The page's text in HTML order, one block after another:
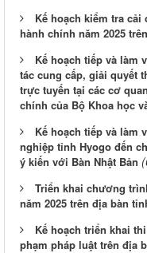
Kế hoạch kiểm tra
hành chính năm 2025
Kế hoạch tiếp và làm
tác cung cấp, giải quyết
trực tuyến tại các cơ
chính của Bộ Khoa học
Kế hoạch tiếp và làm
nghiệp tỉnh Hyogo đến
ý kiến với Bàn Nhật Bản
Triển khai chương
năm 2025 trên địa bàn
Kế hoạch triển khai
phạm pháp luật trên địa